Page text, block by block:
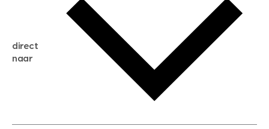
gratis zoekservice
huis verkopen
huis kopen
direct
naar